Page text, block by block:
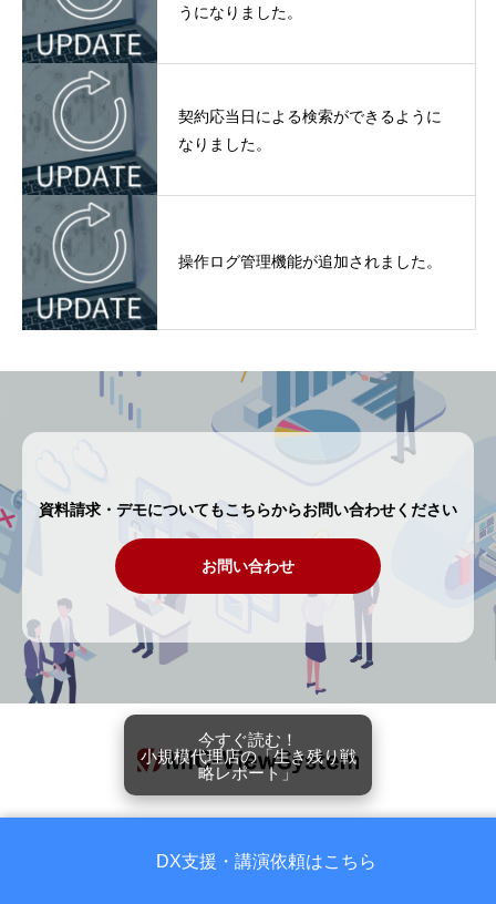
DX支援・講演依頼はこちら
うになりました。
契約応当日による検索ができるように
なりました。
操作ログ管理機能が追加されました。
資料請求・デモについてもこちらからお問い合わせください
お問い合わせ
Copyright © 保険代理店のための顧客管理システム MIC-ViewSystem ※MIC-
今すぐ読む！
小規模代理店の「生き残り戦
略レポート」